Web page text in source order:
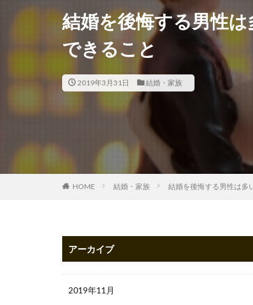
結婚を後悔する男性
できること
2019年3月31日 結婚・家族
HOME 結婚・家族 結婚を後悔する男性は多
アーカイブ
2019年11月